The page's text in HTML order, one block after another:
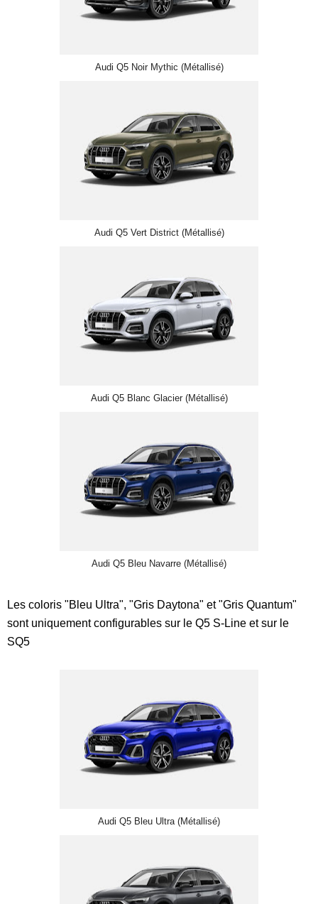
Audi Q5 Noir Mythic (Métallisé)
Audi Q5 Vert District (Métallisé)
Audi Q5 Blanc Glacier (Métallisé)
Audi Q5 Bleu Navarre (Métallisé)
Les coloris "Bleu Ultra", "Gris Daytona" et "Gris Quantum"
sont uniquement configurables sur le Q5 S-Line et sur le
SQ5
Audi Q5 Bleu Ultra (Métallisé)